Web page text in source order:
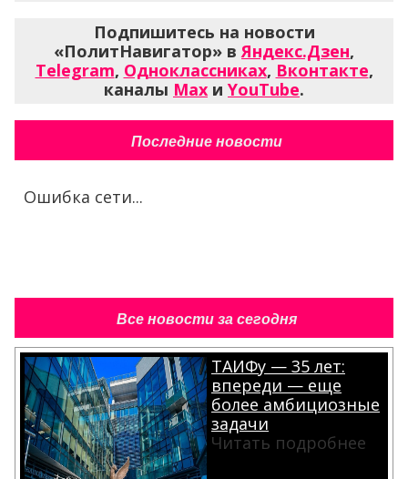
Подпишитесь на новости
«ПолитНавигатор» вЯндекс.Дзен,
Telegram, Одноклассниках, Вконтакте,
каналы Max и YouTube.
Последние новости
Ошибка сети...
Все новости за сегодня
ТАИФу — 35 лет:
впереди — еще
более амбициозные
задачи
Читать подробнее